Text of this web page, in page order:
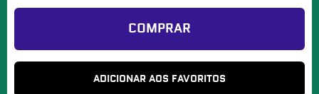
COMPRAR
ADICIONAR AOS FAVORITOS